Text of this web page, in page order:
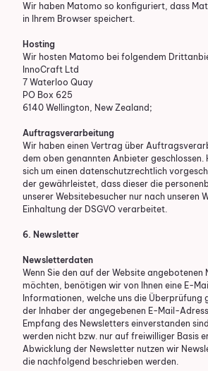
Wir haben Matomo so konfiguriert, dass
in Ihrem Browser speichert.
Hosting
Wir hosten Matomo bei folgendem
InnoCraft Ltd
7 Waterloo Quay
PO Box 625
6140 Wellington, New Zealand;
Auftragsverarbeitung
Wir haben einen Vertrag über
dem oben genannten Anbieter geschlossen.
sich um einen datenschutzrechtlich
der gewährleistet, dass dieser die
unserer Websitebesucher nur nach unseren
Einhaltung der DSGVO verarbeitet.
6. Newsletter
Newsletter­daten
Wenn Sie den auf der Website angebotenen
möchten, benötigen wir von Ihnen eine E-
Informationen, welche uns die Überprüfung
der Inhaber der angegebenen E-Mail-
Empfang des Newsletters einverstanden
werden nicht bzw. nur auf freiwilliger Basis
Abwicklung der Newsletter nutzen wir
die nachfolgend beschrieben werden.